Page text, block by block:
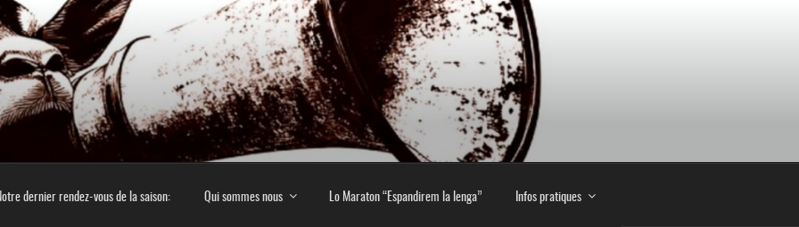
MONTAGNE NOIRE
en Montagne Noire
dernier rendez-vous de la saison: Qui sommes nous Lo Maraton “Espandirem la lenga” Infos pratiques